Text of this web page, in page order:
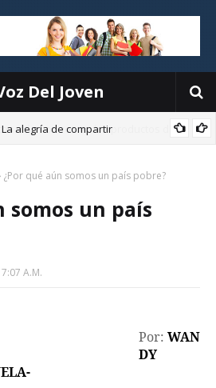
Del Joven
La alegría de compartir
¿Por qué aún somos un país pobre?
somos un país
7:07 A.m.
Por: WAN
DY